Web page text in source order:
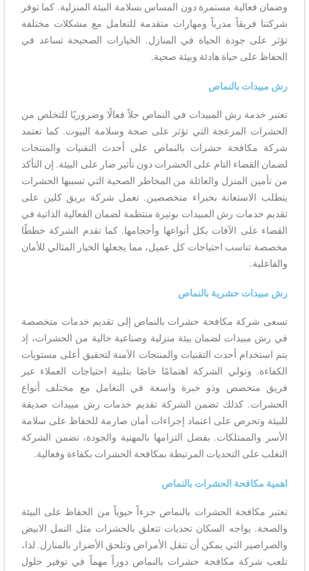
وضمان فعالية مستمرة دون المساس بسلامة البيئة المنزلية. كما توفر
شركتنا فريقاً مدرباً ومهارات متقدمة للتعامل مع مشكلات مختلفة
تؤثر على جودة الحياة في المنازل. الخيارات الصحيحة تساعد في
الحفاظ على حياة هادئة وبيئة صحية.
رش مبيدات بالنماص
تعتبر خدمة رش المبيدات في النماص حلاً فعالًا وضروريًا للتخلص من
الحشرات المزعجة التي تؤثر على صحة وسلامة البيوت. كما تعتمد
شركة مكافحة حشرات بالنماص على أحدث التقنيات والمنتجات
لضمان القضاء التام على الحشرات دون تأثير ضار على البيئة. إن التأكد
من تأمين المنزل والعائلة من المخاطر الصحية التي تسببها الحشرات
يتطلب الاستعانة بخبراء متخصصين. تعمل شركة بريق كلين على
تقديم خدمات رش المبيدات بوتيرة منتظمة لضمان الفعالية الذاتية في
القضاء على الآفات بكل أنواعها وأحجامها. كما تقدم الشركة خططًا
مخصصة تناسب احتياجات كل عميل، مما يجعلها الخيار المثالي للأمان
والفاعلية.
رش مبيدات حشرية بالنماص
تسعى شركة مكافحة حشرات بالنماص إلى تقديم خدمات متخصصة
في رش مبيدات لضمان بيئة منزلية وصناعية خالية من الحشرات، إذ
يتم استخدام أحدث التقنيات والمنتجات الآمنة لتحقيق أعلى مستويات
الكفاءة. وتولي الشركة اهتمامًا خاصًا بتلبية احتياجات العملاء عبر
فريق متخصص وذو خبرة واسعة في التعامل مع مختلف أنواع
الحشرات. كذلك تضمن الشركة تقديم خدمات رش مبيدات صديقة
للبيئة وتحرص على اعتماد إجراءات أمان صارمة للحفاظ على سلامة
الأسر والممتلكات. بفضل التزامها بالمهنية والجودة، تضمن الشركة
التغلب على التحديات المرتبطة بمكافحة الحشرات بكفاءة وفعالية.
اهمية مكافحة الحشرات بالنماص
تعتبر مكافحة الحشرات بالنماص جزءاً حيوياً من الحفاظ على البيئة
والصحة. يواجه السكان تحديات تتعلق بالحشرات مثل النمل الابيض
والصراصير التي يمكن أن تنقل الأمراض وتلحق الأضرار بالمنازل. لذا،
تلعب شركة مكافحة حشرات بالنماص دوراً مهماً في توفير حلول